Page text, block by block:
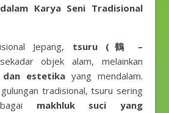
Karya Seni Tradisional
Jepang, tsuru (鶴 –
objek alam, melainkan
estetika yang mendalam.
tradisional, tsuru sering
makhluk suci yang